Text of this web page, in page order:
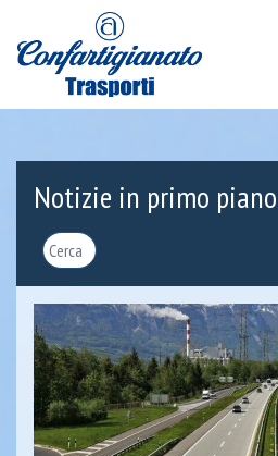
Notizie in primo piano